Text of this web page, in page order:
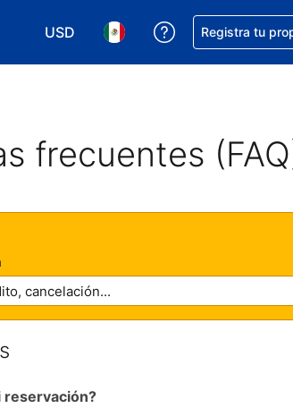
USD
Elegir tu moneda. Tu moneda
Elegir el idioma que
Obtener ayuda
Registra tu
frecuentes
reservación?